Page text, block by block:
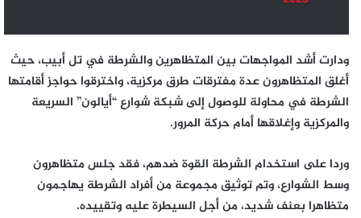
ودارت أشد المواجهات بين المتظاهرين والشرطة في تل أبيب، حيث
أغلق المتظاهرون عدة مفترقات طرق مركزية، واخترقوا حواجز أقامتها
الشرطة في محاولة للوصول إلى شبكة شوارع “أيالون” السريعة
والمركزية وإغلاقها أمام حركة المرور.
وردا على استخدام الشرطة القوة ضدهم، فقد جلس متظاهرون
وسط الشوارع، وتم توثيق مجموعة من أفراد الشرطة يهاجمون
متظاهرا بعنف شديد، من أجل السيطرة عليه وتقييده.